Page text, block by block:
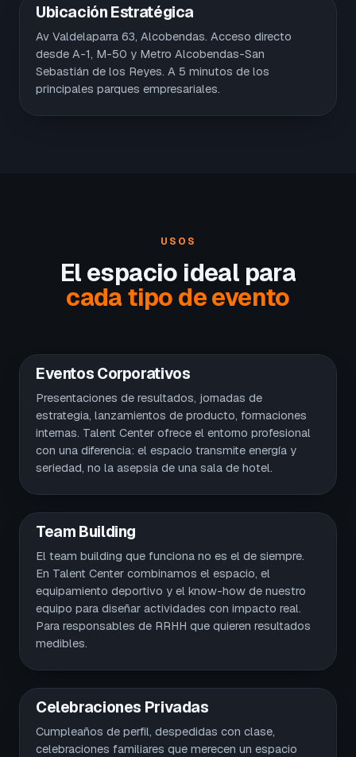
Ubicación Estratégica
Av Valdelaparra 63, Alcobendas. Acceso directo
desde A-1, M-50 y Metro Alcobendas-San
Sebastián de los Reyes. A 5 minutos de los
principales parques empresariales.
USOS
El espacio ideal para
cada tipo de evento
Eventos Corporativos
Presentaciones de resultados, jornadas de
estrategia, lanzamientos de producto, formaciones
internas. Talent Center ofrece el entorno profesional
con una diferencia: el espacio transmite energía y
seriedad, no la asepsia de una sala de hotel.
Team Building
El team building que funciona no es el de siempre.
En Talent Center combinamos el espacio, el
equipamiento deportivo y el know-how de nuestro
equipo para diseñar actividades con impacto real.
Para responsables de RRHH que quieren resultados
medibles.
Celebraciones Privadas
Cumpleaños de perfil, despedidas con clase,
celebraciones familiares que merecen un espacio